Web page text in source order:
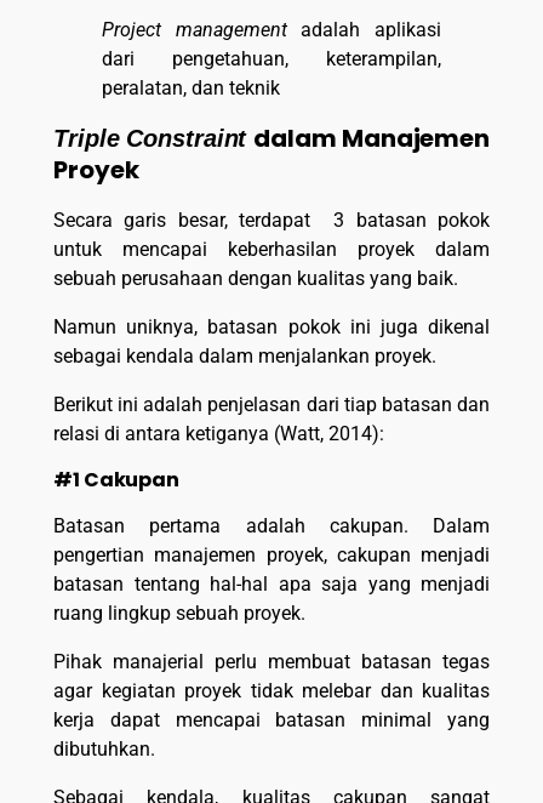
Project managementadalah aplikasi
dari pengetahuan, keterampilan,
peralatan, dan teknik
Triple Constraint dalam Manajemen
Proyek
Secara garis besar, terdapat 3 batasan pokok
untuk mencapai keberhasilan proyek dalam
sebuah perusahaan dengan kualitas yang baik.
Namun uniknya, batasan pokok ini juga dikenal
sebagai kendala dalam menjalankan proyek.
Berikut ini adalah penjelasan dari tiap batasan dan
relasi di antara ketiganya (Watt, 2014):
#1 Cakupan
Batasan pertama adalah cakupan. Dalam
pengertian manajemen proyek, cakupan menjadi
batasan tentang hal-hal apa saja yang menjadi
ruang lingkup sebuah proyek.
Pihak manajerial perlu membuat batasan tegas
agar kegiatan proyek tidak melebar dan kualitas
kerja dapat mencapai batasan minimal yang
dibutuhkan.
Sebagai kendala, kualitas cakupan sangat